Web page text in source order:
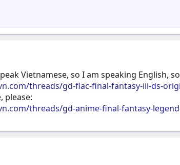
Vietnamese, so I am speaking English,
threads/gd-flac-final-fantasy-iii-ds-
please:
threads/gd-anime-final-fantasy-